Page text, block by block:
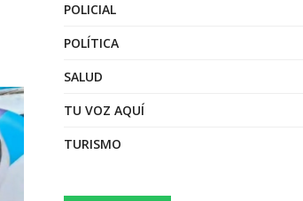
POLICIAL
POLÍTICA
SALUD
TU VOZ AQUÍ
TURISMO